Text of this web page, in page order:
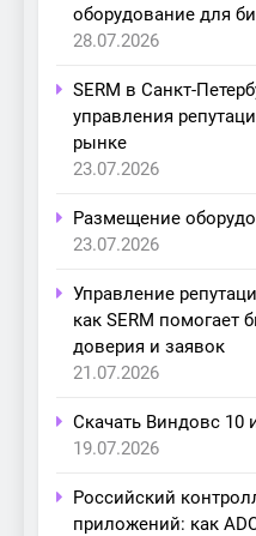
оборудование для
28.07.2026
SERM в Санкт-
управления
рынке
23.07.2026
Размещение
23.07.2026
Управление
как SERM помогает
доверия и заявок
21.07.2026
Скачать Виндовс 10
19.07.2026
Российский
приложений: как